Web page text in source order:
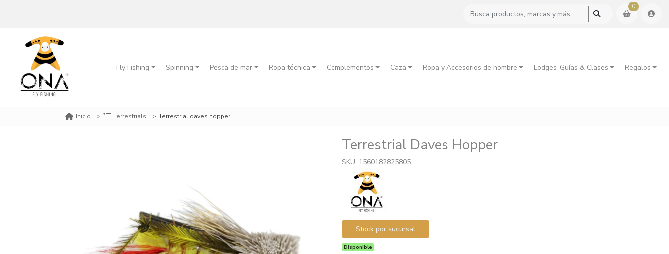
0
Fly Fishing Spinning Pesca de mar Ropa técnica Complementos Caza Ropa y Accesorios de hombre Lodges, Guías & Clases Regalos
Inicio Terrestrials Terrestrial daves hopper
Terrestrial Daves Hopper
SKU: 1560182825805
Stock por sucursal
Disponible